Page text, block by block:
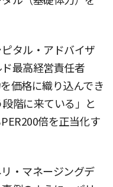
タル・アドバイザ
最高経営責任者
価格に織り込んでき
階に来ている」と
倍を正当化す
・マネージングデ